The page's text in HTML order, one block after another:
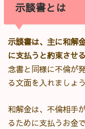
示談書とは
示談書は、主に和解
に支払うと約束させ
念書と同様に不倫が
る文面を入れましょう
和解金は、不倫相手
るために支払うお金